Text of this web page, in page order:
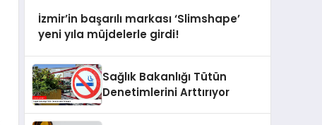
İzmir’in başarılı markası ‘Slimshape’
yeni yıla müjdelerle girdi!
Sağlık Bakanlığı Tütün
Denetimlerini Arttırıyor